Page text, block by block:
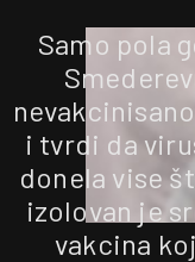
Samo pola
i tvrdi da
donela vise
izolovan je
vakcina